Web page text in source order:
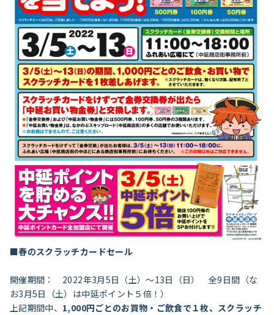
■春のスクラッチカードセール
開催期間： 2022年3月5日（土）〜13日（日） 全9日間（な
お3月5日（土）は中延ポイント５倍！）
上記期間中、 1,000円ごとのお買物・ご飲食で１枚、スクラッチ